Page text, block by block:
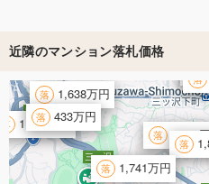
近隣のマンション落札価格
2,060
1,991万円
1,741万円
1,638万円
433万円